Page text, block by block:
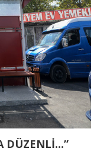
DÜZENLİ...”